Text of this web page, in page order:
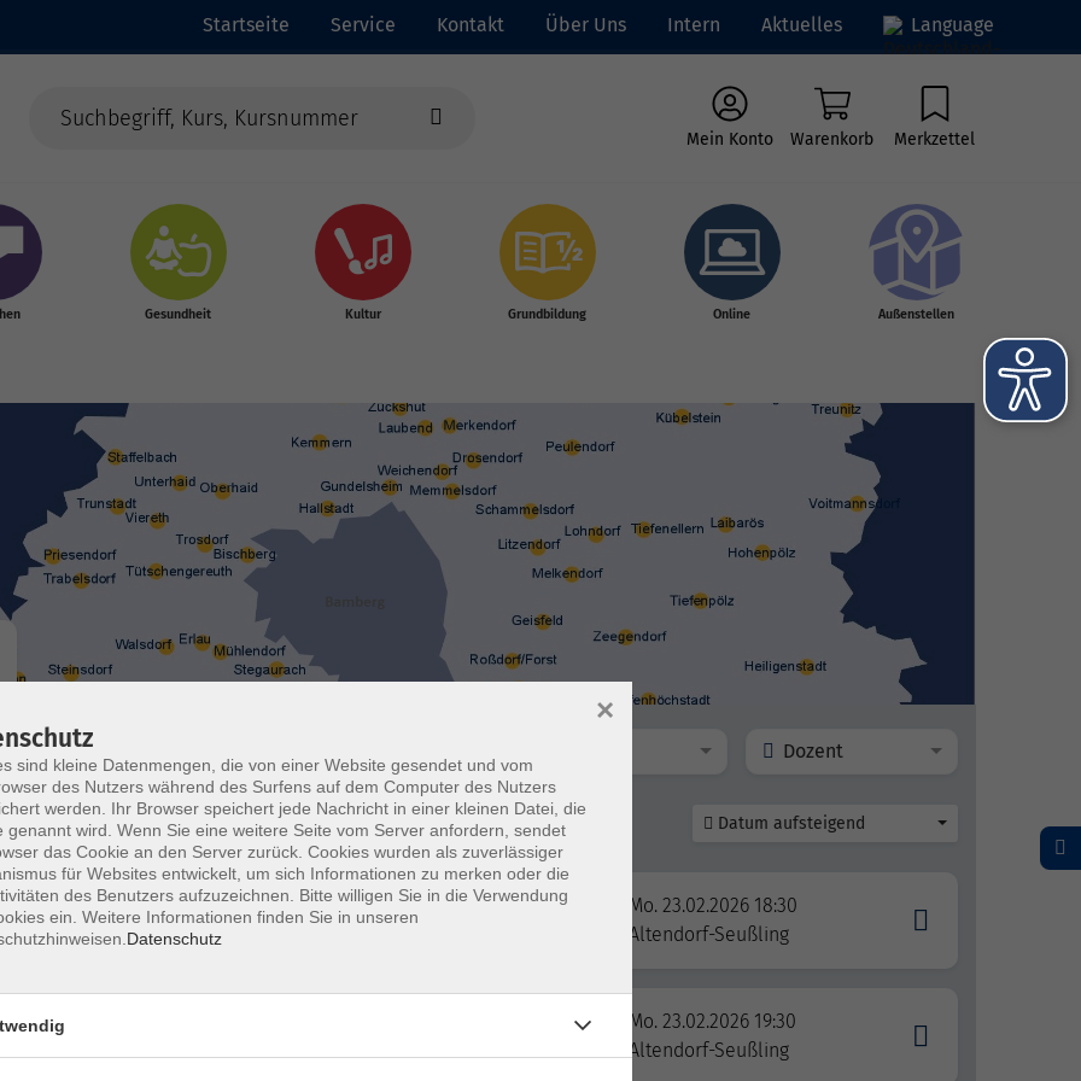
Startseite Service Kontakt Über Uns Intern Aktuelles Language
Mein Konto Warenkorb Merkzettel
Gesundheit Kultur Grundbildung Online Außenstellen
Wochentage Dozent
nur buchbare nur beginnende Datum aufsteigend
Yoga
Mittelstufe
Mo. 23.02.2026 18:30
Altendorf-Seußling
Mo. 23.02.2026 19:30
Altendorf-Seußling
sind kleine Datenmengen, die von einer Website gesendet und vom
des Nutzers während des Surfens auf dem Computer des Nutzers
werden. Ihr Browser speichert jede Nachricht in einer kleinen Datei, die
genannt wird. Wenn Sie eine weitere Seite vom Server anfordern, sendet
das Cookie an den Server zurück. Cookies wurden als zuverlässiger
für Websites entwickelt, um sich Informationen zu merken oder die
des Benutzers aufzuzeichnen. Bitte willigen Sie in die Verwendung
ein. Weitere Informationen finden Sie in unseren
Datenschutz
×